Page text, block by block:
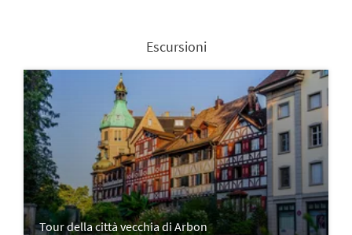
Escursioni
Tour della città vecchia di Arbon